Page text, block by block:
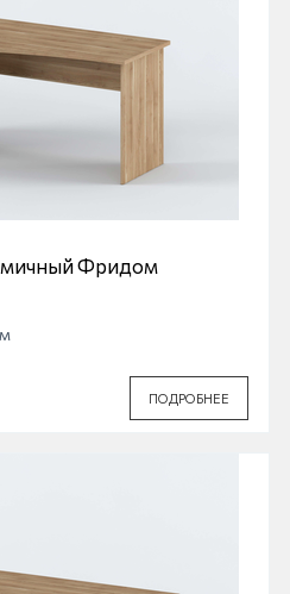
Фридом
ПОДРОБНЕЕ